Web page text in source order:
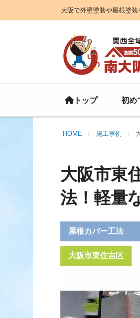
大阪で外壁塗装や屋根塗
トップ 初め
HOME 施工事例
大阪市東
法！軽量
屋根カバー工法
大阪市東住吉区